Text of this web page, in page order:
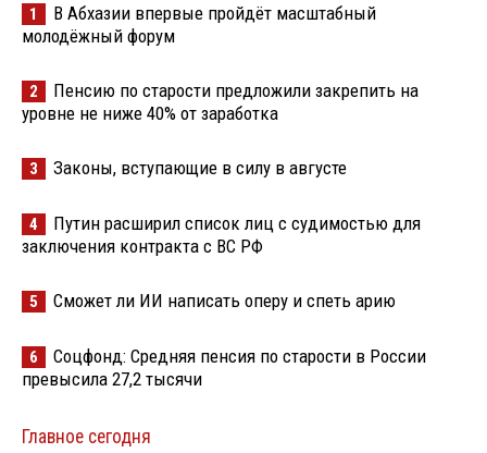
1
В Абхазии впервые пройдёт масштабный
молодёжный форум
2
Пенсию по старости предложили закрепить на
уровне не ниже 40% от заработка
3 Законы, вступающие в силу в августе
4
Путин расширил список лиц с судимостью для
заключения контракта с ВС РФ
5 Сможет ли ИИ написать оперу и спеть арию
6
Соцфонд: Средняя пенсия по старости в России
превысила 27,2 тысячи
Главное сегодня